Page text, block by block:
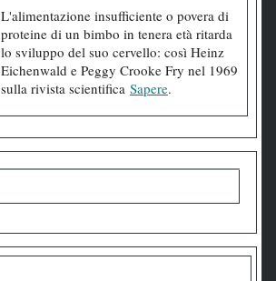
L'alimentazione insufficiente o povera di
proteine di un bimbo in tenera età ritarda
lo sviluppo del suo cervello: così Heinz
Eichenwald e Peggy Crooke Fry nel 1969
sulla rivista scientifica Sapere.